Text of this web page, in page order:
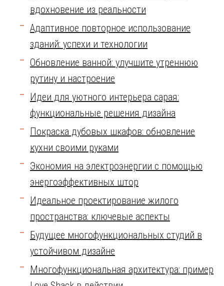
вдохновение из реальности
Адаптивное повторное использование
зданий: успехи и технологии
Обновление ванной: улучшите утреннюю
рутину и настроение
Идеи для уютного интерьера сарая:
функциональные решения дизайна
Покраска дубовых шкафов: обновление
кухни своими руками
Экономия на электроэнергии с помощью
энергоэффективных штор
Идеальное проектирование жилого
пространства: ключевые аспекты
Будущее многофункциональных студий в
устойчивом дизайне
Многофункциональная архитектура: пример